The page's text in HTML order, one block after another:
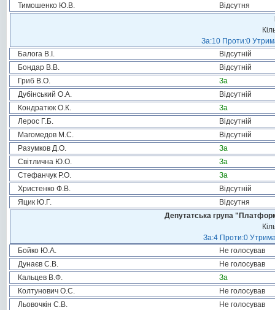
Тимошенко Ю.В.
Відсутня
За:10 Проти:0
Балога В.І.
Відсутній
Бондар В.В.
Відсутній
Гриб В.О.
За
Дубінський О.А.
Відсутній
Кондратюк О.К.
За
Лерос Г.Б.
Відсутній
Магомедов М.С.
Відсутній
Разумков Д.О.
За
Світлична Ю.О.
За
Стефанчук Р.О.
За
Христенко Ф.В.
Відсутній
Яцик Ю.Г.
Відсутня
Депутатська група
За:4 Проти:0
Бойко Ю.А.
Не голосував
Дунаєв С.В.
Не голосував
Кальцев В.Ф.
За
Колтунович О.С.
Не голосував
Льовочкін С.В.
Не голосував